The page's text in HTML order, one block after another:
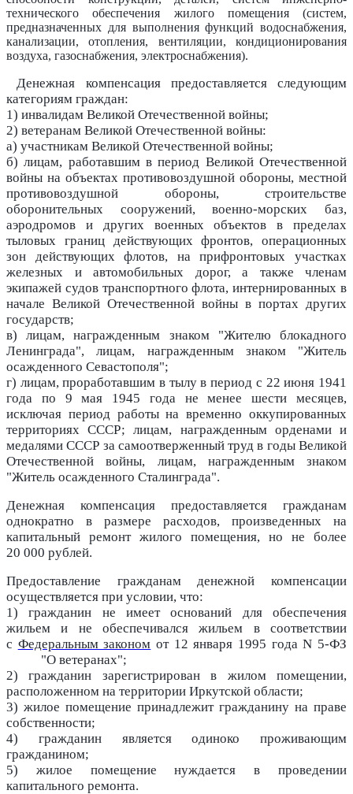
технического обеспечения жилого помещения (систем,
предназначенных для выполнения функций водоснабжения,
канализации, отопления, вентиляции, кондиционирования
воздуха, газоснабжения, электроснабжения).
Денежная компенсация предоставляется следующим
категориям граждан:
1) инвалидам Великой Отечественной войны;
2) ветеранам Великой Отечественной войны:
а) участникам Великой Отечественной войны;
б) лицам, работавшим в период Великой Отечественной
войны на объектах противовоздушной обороны, местной
противовоздушной обороны, строительстве
оборонительных сооружений, военно-морских баз,
аэродромов и других военных объектов в пределах
тыловых границ действующих фронтов, операционных
зон действующих флотов, на прифронтовых участках
железных и автомобильных дорог, а также членам
экипажей судов транспортного флота, интернированных в
начале Великой Отечественной войны в портах других
государств;
в) лицам, награжденным знаком "Жителю блокадного
Ленинграда", лицам, награжденным знаком "Житель
осажденного Севастополя";
г) лицам, проработавшим в тылу в период с 22 июня 1941
года по 9 мая 1945 года не менее шести месяцев,
исключая период работы на временно оккупированных
территориях СССР; лицам, награжденным орденами и
медалями СССР за самоотверженный труд в годы Великой
Отечественной войны, лицам, награжденным знаком
"Житель осажденного Сталинграда".
Денежная компенсация предоставляется гражданам
однократно в размере расходов, произведенных на
капитальный ремонт жилого помещения, но не более
20 000 рублей.
Предоставление гражданам денежной компенсации
осуществляется при условии, что:
1) гражданин не имеет оснований для обеспечения
жильем и не обеспечивался жильем в соответствии
с Федеральным законом от 12 января 1995 года N 5-ФЗ
"О ветеранах";
2) гражданин зарегистрирован в жилом помещении,
расположенном на территории Иркутской области;
3) жилое помещение принадлежит гражданину на праве
собственности;
4) гражданин является одиноко проживающим
гражданином;
5) жилое помещение нуждается в проведении
капитального ремонта.